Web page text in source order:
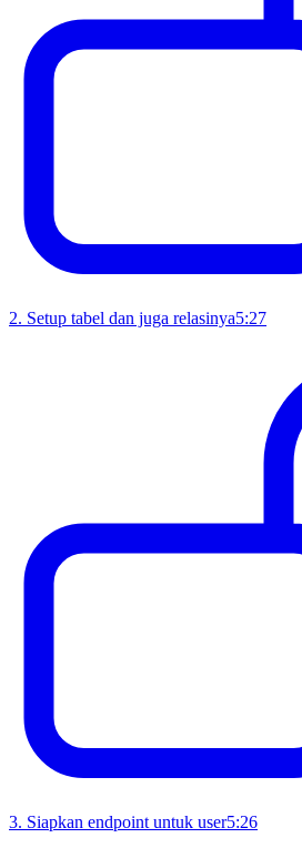
2. Setup tabel dan juga relasinya5:27
3. Siapkan endpoint untuk user5:26